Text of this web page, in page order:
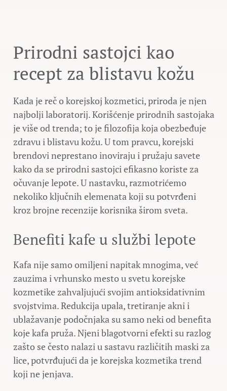
Prirodni sastojci kao
recept za blistavu kožu
Kada je reč o korejskoj kozmetici, priroda je njen
najbolji laboratorij. Korišćenje prirodnih sastojaka
je više od trenda; to je filozofija koja obezbeđuje
zdravu i blistavu kožu. U tom pravcu, korejski
brendovi neprestano inoviraju i pružaju savete
kako da se prirodni sastojci efikasno koriste za
očuvanje lepote. U nastavku, razmotrićemo
nekoliko ključnih elemenata koji su potvrđeni
kroz brojne recenzije korisnika širom sveta.
Benefiti kafe u službi lepote
Kafa nije samo omiljeni napitak mnogima, već
zauzima i vrhunsko mesto u svetu korejske
kozmetike zahvaljujući svojim antioksidativnim
svojstvima. Redukcija upala, tretiranje akni i
ublažavanje podočnjaka su samo neki od benefita
koje kafa pruža. Njeni blagotvorni efekti su razlog
zašto se često nalazi u sastavu različitih maski za
lice, potvrđujući da je korejska kozmetika trend
koji ne jenjava.